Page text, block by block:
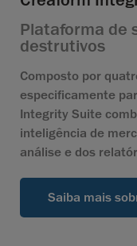
Plataforma de
destrutivos
Composto por
especificamente
Integrity Suite
inteligência de
análise e dos
Saiba mais